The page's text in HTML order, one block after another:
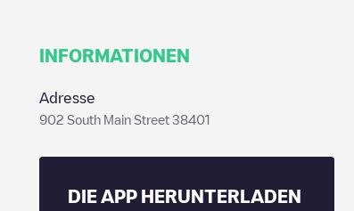
INFORMATIONEN
Adresse
902 South Main Street 38401
DIE APP HERUNTERLADEN